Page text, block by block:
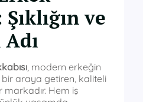
ve
, modern erkeğin
bir araya getiren, kaliteli
Hem iş